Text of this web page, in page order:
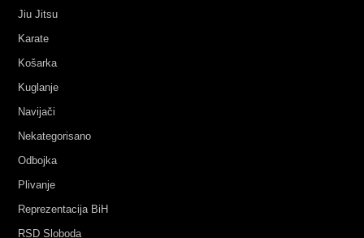
Jiu Jitsu
Karate
Košarka
Kuglanje
Navijači
Nekategorisano
Odbojka
Plivanje
Reprezentacija BiH
RSD Sloboda